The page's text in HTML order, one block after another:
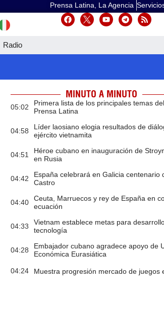
Prensa Latina, La Agencia
Radio
MINUTO A MINUTO
05:02
Primera lista de los principales temas
Prensa Latina
04:58
Líder laosiano elogia resultados de
ejército vietnamita
04:51
Héroe cubano en inauguración de
en Rusia
04:42
España celebrará en Galicia centenario
Castro
04:40
Ceuta, Marruecos y rey de España en
ecuación
04:33
Vietnam establece metas para
tecnología
04:28
Embajador cubano agradece apoyo de
Económica Eurasiática
04:24 Muestra progresión mercado de juegos